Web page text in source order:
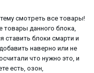
смотреть все товары!
товары данного блока,
ставить блоки смарти и
наверно или не
что нужно это, и
есть, озон,